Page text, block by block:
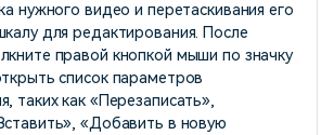
нужного видео и перетаскивания его
для редактирования. После
правой кнопкой мыши по значку
список параметров
таких как «Перезаписать»,
«Добавить в новую